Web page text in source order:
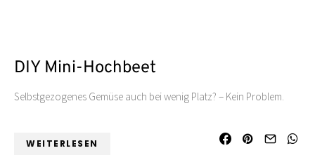
DIY Mini-Hochbeet
Selbstgezogenes Gemüse auch bei wenig Platz? – Kein Problem.
WEITERLESEN